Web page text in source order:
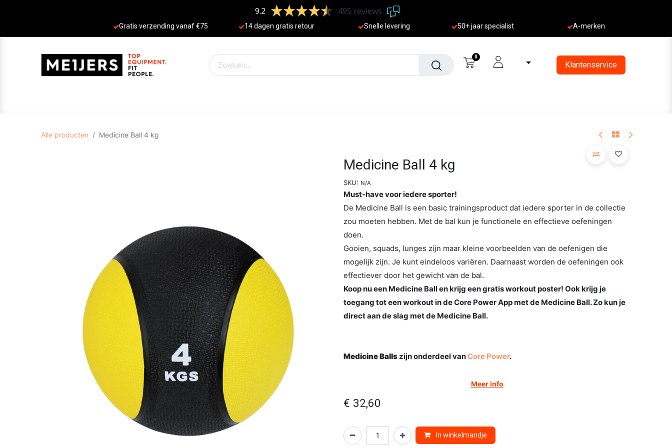
9.2 495 reviews
Gratis verzending vanaf €75 14 dagen gratis retour Sne lle levering 50+ jaar specialist A-merken
0
Klantenservice
Alle producten Medicine Ball 4 kg
Medicine Ball 4 kg
SKU: N/A
Must-have voor iedere sporter!
De Medicine Ball is een basic trainingsproduct dat iedere sporter in de collectie
zou moeten hebben. Met de bal kun je functionele en effectieve oefeningen
doen.
Gooien, squads, lunges zijn maar kleine voorbeelden van de oefenigen die
mogelijk zijn. Je kunt eindeloos variëren. Daarnaast worden de oefeningen ook
effectiever door het gewicht van de bal.
Koop nu een Medicine Ball en krijg een gratis workout poster! Ook krijg je
toegang tot een workout in de Core Power App met de Medicine Ball. Zo kun je
direct aan de slag met de Medicine Ball.
Medicine Balls zijn onderdeel vanCore Power.
Meer info
€ 32,60
In winkelmandje